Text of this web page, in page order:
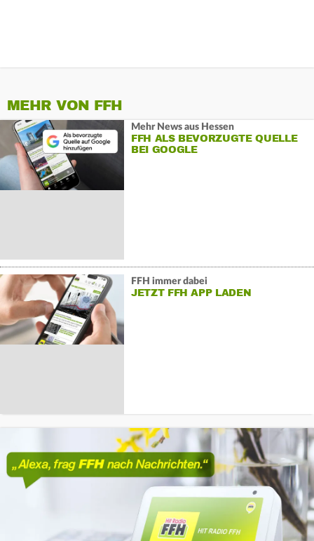
MEHR VON FFH
Mehr News aus Hessen
FFH ALS BEVORZUGTE QUELLE
BEI GOOGLE
FFH immer dabei
JETZT FFH APP LADEN